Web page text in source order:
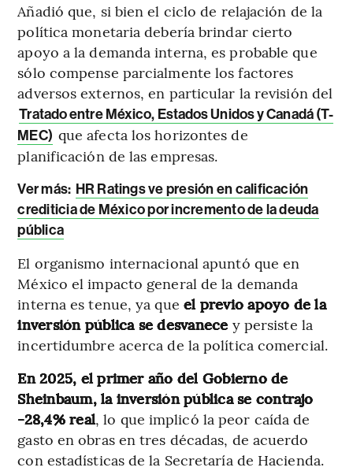
Añadió que, si bien el ciclo de relajación de la
política monetaria debería brindar cierto
apoyo a la demanda interna, es probable que
sólo compense parcialmente los factores
adversos externos, en particular la revisión del
Tratado entre México, Estados Unidos y Canadá (T-
MEC) que afecta los horizontes de
planificación de las empresas.
Ver más: HR Ratings ve presión en calificación
crediticia de México por incremento de la deuda
pública
El organismo internacional apuntó que en
México el impacto general de la demanda
interna es tenue, ya que el previo apoyo de la
inversión pública se desvanece y persiste la
incertidumbre acerca de la política comercial.
En 2025, el primer año del Gobierno de
Sheinbaum, la inversión pública se contrajo
-28,4% real, lo que implicó la peor caída de
gasto en obras en tres décadas, de acuerdo
con estadísticas de la Secretaría de Hacienda.